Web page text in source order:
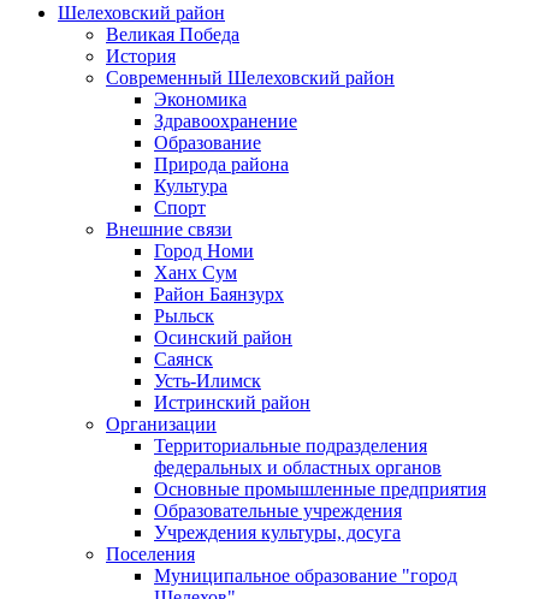
Шелеховский район
Великая Победа
История
Современный Шелеховский район
Экономика
Здравоохранение
Образование
Природа района
Культура
Спорт
Внешние связи
Город Номи
Ханх Сум
Район Баянзурх
Рыльск
Осинский район
Саянск
Усть-Илимск
Истринский район
Организации
Территориальные подразделения
федеральных и областных органов
Основные промышленные предприятия
Образовательные учреждения
Учреждения культуры, досуга
Поселения
Муниципальное образование "город